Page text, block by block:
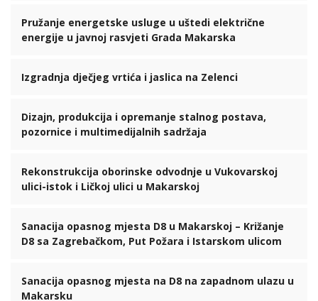
Pružanje energetske usluge u uštedi električne
energije u javnoj rasvjeti Grada Makarska
Izgradnja dječjeg vrtića i jaslica na Zelenci
Dizajn, produkcija i opremanje stalnog postava,
pozornice i multimedijalnih sadržaja
Rekonstrukcija oborinske odvodnje u Vukovarskoj
ulici-istok i Ličkoj ulici u Makarskoj
Sanacija opasnog mjesta D8 u Makarskoj – Križanje
D8 sa Zagrebačkom, Put Požara i Istarskom ulicom
Sanacija opasnog mjesta na D8 na zapadnom ulazu u
Makarsku